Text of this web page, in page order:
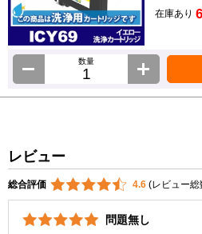
在庫あり
数量
レビュー
総合評価 4.6 (レビュー
問題無し